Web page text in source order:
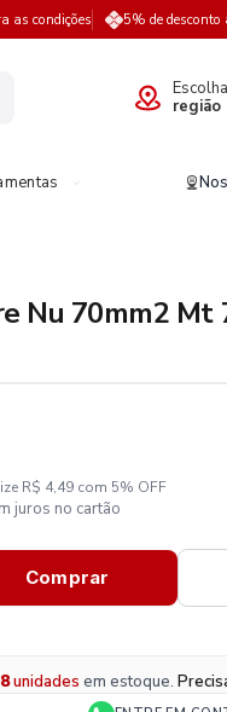
as condições 5% de
região
Nu 70mm2 Mt
R$ 4,49 com 5% OFF
juros no cartão
Comprar
unidades em estoque.